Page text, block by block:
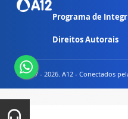
Programa de
Direitos Autorais
© 2007 - 2026. A12 - Conectados